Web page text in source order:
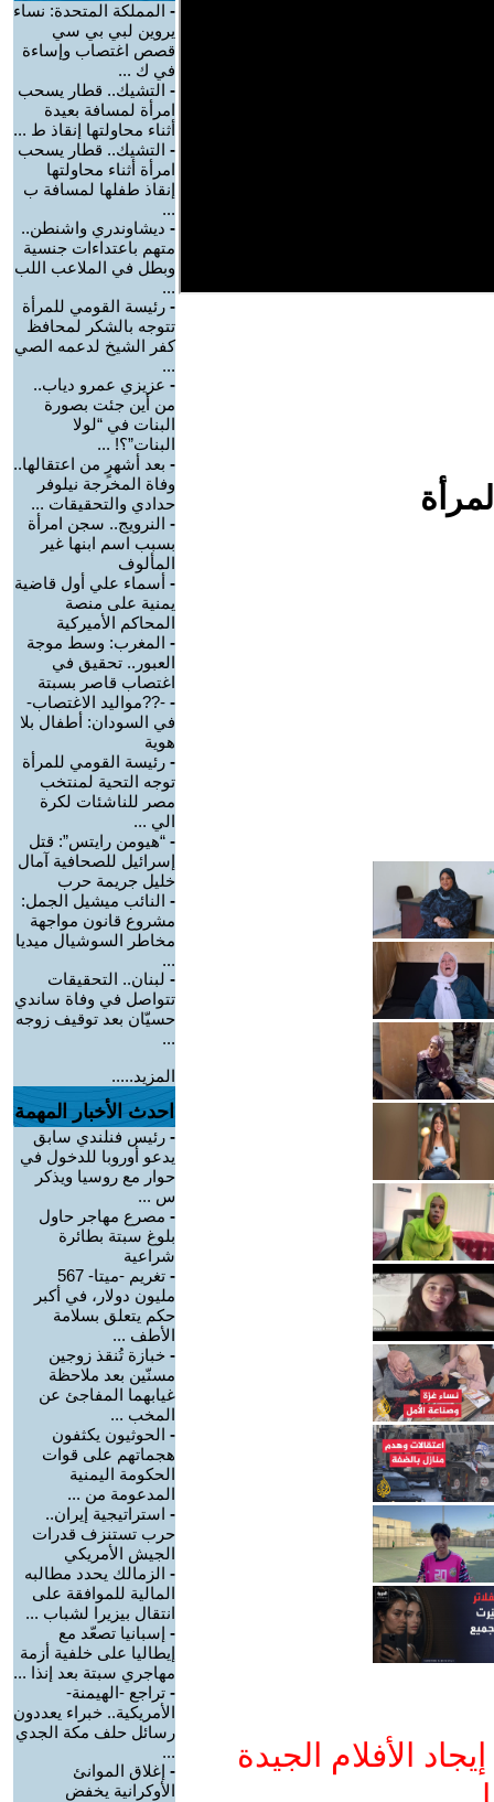
الأفلام الجيدة
- المملكة المتحدة: نساء
يروين لبي بي سي
قصص اغتصاب وإساءة
في ك ...
- التشيك.. قطار يسحب
امرأة لمسافة بعيدة
أثناء محاولتها إنقاذ ط ...
- التشيك.. قطار يسحب
امرأة أثناء محاولتها
إنقاذ طفلها لمسافة ب
...
- ديشاوندري واشنطن..
متهم باعتداءات جنسية
وبطل في الملاعب اللب
...
- رئيسة القومي للمرأة
تتوجه بالشكر لمحافظ
كفر الشيخ لدعمه الصي
...
- عزيزي عمرو دياب..
من أين جئت بصورة
البنات في “لولا
البنات”؟! ...
- بعد أشهرٍ من اعتقالها..
وفاة المخرجة نيلوفر
حدادي والتحقيقات ...
- النرويج.. سجن امرأة
بسبب اسم ابنها غير
المألوف
- أسماء علي أول قاضية
يمنية على منصة
المحاكم الأميركية
- المغرب: وسط موجة
العبور.. تحقيق في
اغتصاب قاصر بسبتة
- -??مواليد الاغتصاب-
في السودان: أطفال بلا
هوية
- رئيسة القومي للمرأة
توجه التحية لمنتخب
مصر للناشئات لكرة
الي ...
- “هيومن رايتس”: قتل
إسرائيل للصحافية آمال
خليل جريمة حرب
- النائب ميشيل الجمل:
مشروع قانون مواجهة
مخاطر السوشيال ميديا
...
- لبنان.. التحقيقات
تتواصل في وفاة ساندي
حسيّان بعد توقيف زوجه
...
المزيد.....
احدث الأخبار المهمة
- رئيس فنلندي سابق
يدعو أوروبا للدخول في
حوار مع روسيا ويذكر
س ...
- مصرع مهاجر حاول
بلوغ سبتة بطائرة
شراعية
-
تغريم -ميتا- 567
مليون دولار، في أكبر
حكم يتعلق بسلامة
الأطف ...
- خبازة تُنقذ زوجين
مسنّين بعد ملاحظة
غيابهما المفاجئ عن
المخب ...
- الحوثيون يكثفون
هجماتهم على قوات
الحكومة اليمنية
المدعومة من ...
- استراتيجية إيران..
حرب تستنزف قدرات
الجيش الأمريكي
- الزمالك يحدد مطالبه
المالية للموافقة على
انتقال بيزيرا لشباب ...
- إسبانيا تصعّد مع
إيطاليا على خلفية أزمة
مهاجري سبتة بعد إنذا ...
- تراجع -الهيمنة-
الأمريكية.. خبراء يعددون
رسائل حلف مكة الجدي
...
- إغلاق الموانئ
الأوكرانية يخفض